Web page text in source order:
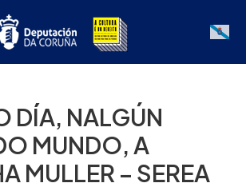
Galician
DÍA, NALGÚN
MUNDO, A
MULLER – SEREA